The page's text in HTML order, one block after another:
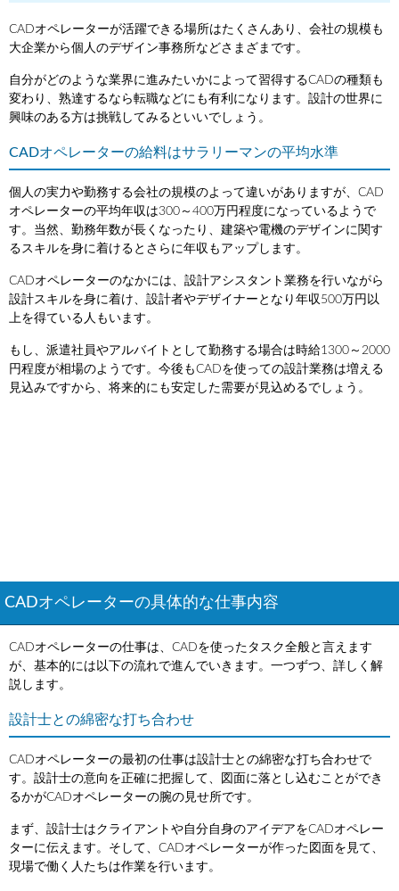
CADオペレーターが活躍できる場所はたくさんあり、会社の規模も
大企業から個人のデザイン事務所などさまざまです。
自分がどのような業界に進みたいかによって習得するCADの種類も
変わり、熟達するなら転職などにも有利になります。設計の世界に
興味のある方は挑戦してみるといいでしょう。
CADオペレーターの給料はサラリーマンの平均水準
個人の実力や勤務する会社の規模のよって違いがありますが、CAD
オペレーターの平均年収は300～400万円程度になっているようで
す。当然、勤務年数が長くなったり、建築や電機のデザインに関す
るスキルを身に着けるとさらに年収もアップします。
CADオペレーターのなかには、設計アシスタント業務を行いながら
設計スキルを身に着け、設計者やデザイナーとなり年収500万円以
上を得ている人もいます。
もし、派遣社員やアルバイトとして勤務する場合は時給1300～2000
円程度が相場のようです。今後もCADを使っての設計業務は増える
見込みですから、将来的にも安定した需要が見込めるでしょう。
CADオペレーターの具体的な仕事内容
CADオペレーターの仕事は、CADを使ったタスク全般と言えます
が、基本的には以下の流れで進んでいきます。一つずつ、詳しく解
説します。
設計士との綿密な打ち合わせ
CADオペレーターの最初の仕事は設計士との綿密な打ち合わせで
す。設計士の意向を正確に把握して、図面に落とし込むことができ
るかがCADオペレーターの腕の見せ所です。
まず、設計士はクライアントや自分自身のアイデアをCADオペレー
ターに伝えます。そして、CADオペレーターが作った図面を見て、
現場で働く人たちは作業を行います。